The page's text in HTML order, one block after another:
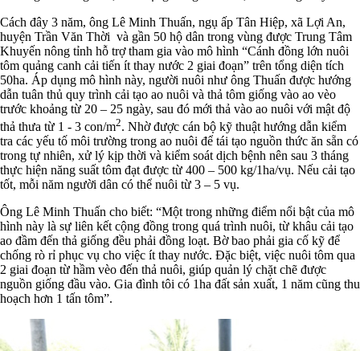
Cách đây 3 năm, ông Lê Minh Thuấn, ngụ ấp Tân Hiệp, xã Lợi An,
huyện Trần Văn Thời và gần 50 hộ dân trong vùng được Trung Tâm
Khuyến nông tỉnh hỗ trợ tham gia vào mô hình “Cánh đồng lớn nuôi
tôm quảng canh cải tiến ít thay nước 2 giai đoạn” trên tổng diện tích
50ha. Áp dụng mô hình này, người nuôi như ông Thuấn được hướng
dẫn tuân thủ quy trình cải tạo ao nuôi và thả tôm giống vào ao vèo
trước khoảng từ 20 – 25 ngày, sau đó mới thả vào ao nuôi với mật độ
thả thưa từ 1 - 3 con/m2. Nhờ được cán bộ kỹ thuật hướng dẫn kiểm
tra các yếu tố môi trường trong ao nuôi để tái tạo nguồn thức ăn sẵn có
trong tự nhiên, xử lý kịp thời và kiểm soát dịch bệnh nên sau 3 tháng
thực hiện năng suất tôm đạt được từ 400 – 500 kg/1ha/vụ. Nếu cải tạo
tốt, mỗi năm người dân có thể nuôi từ 3 – 5 vụ.
Ông Lê Minh Thuấn cho biết: “Một trong những điểm nổi bật của mô
hình này là sự liên kết cộng đồng trong quá trình nuôi, từ khâu cải tạo
ao đầm đến thả giống đều phải đồng loạt. Bờ bao phải gia cố kỹ để
chống rò rỉ phục vụ cho việc ít thay nước. Đặc biệt, việc nuôi tôm qua
2 giai đoạn từ hầm vèo đến thả nuôi, giúp quản lý chặt chẽ được
nguồn giống đầu vào. Gia đình tôi có 1ha đất sản xuất, 1 năm cũng thu
hoạch hơn 1 tấn tôm”.